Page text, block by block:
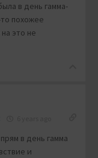
в день гамма-
похожее
это не
в день гамма
и